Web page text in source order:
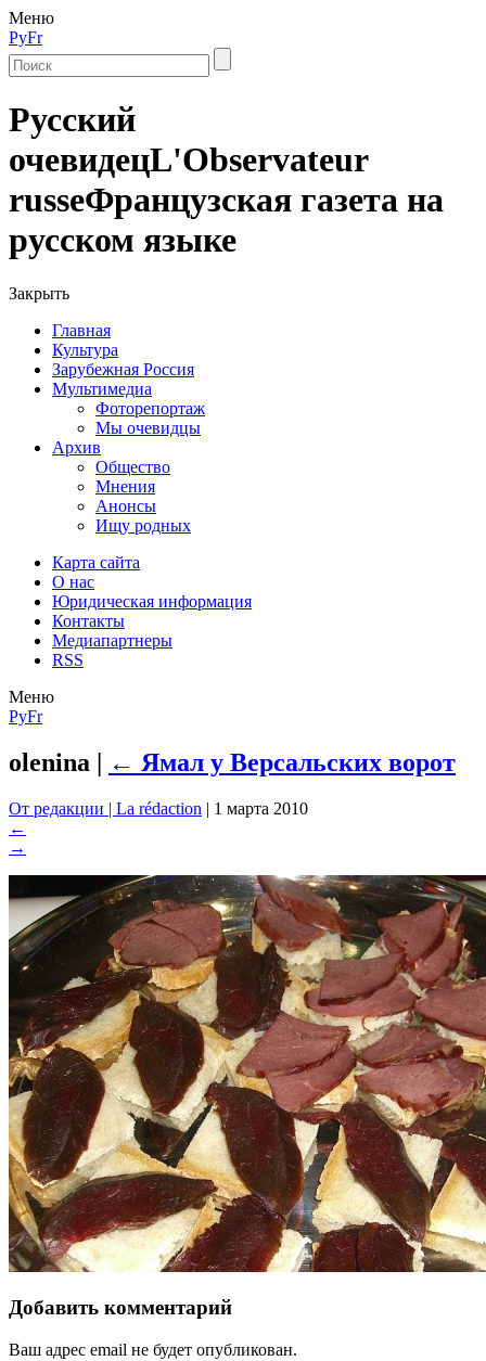
Меню
РуFr
Русский
очевидецL'Observateur
russeФранцузская газета на
русском языке
Закрыть
Главная
Культура
Зарубежная Россия
Мультимедиа
Фоторепортаж
Мы очевидцы
Архив
Общество
Мнения
Анонсы
Ищу родных
Карта сайта
О нас
Юридическая информация
Контакты
Медиапартнеры
RSS
Меню
РуFr
olenina | ← Ямал у Версальских ворот
От редакции | La rédaction | 1 марта 2010
←
→
Добавить комментарий
Ваш адрес email не будет опубликован.